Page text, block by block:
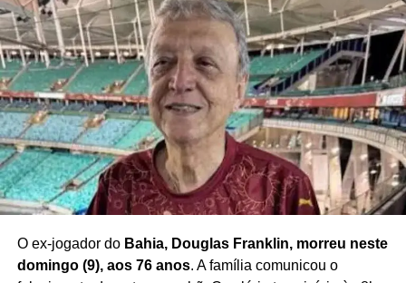
um momento importante para a modalidade, aproximando
oskate street do público cariocaem um cenário inédito
para a competição.
Com o título no SLS Rio Takeover,Rayssa Leal reforça
seu protagonismo no skate internacionale celebra
mais uma conquista diante da torcida brasileira.
Redação Saiba+
O ex-jogador do Bahia, Douglas Franklin, morreu neste
domingo (9), aos 76 anos. A família comunicou o